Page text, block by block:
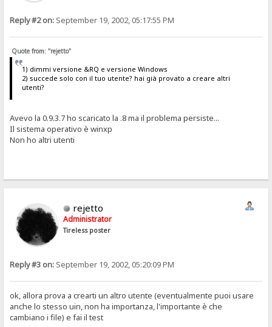
Reply #2 on: September 19, 2002, 05:17:55 PM
Quote from: "rejetto"
1) dimmi versione &RQ e versione Windows
2) succede solo con il tuo utente? hai già provato a creare altri
utenti?
Avevo la 0.9.3.7 ho scaricato la .8 ma il problema persiste...
Il sistema operativo è winxp
Non ho altri utenti
rejetto
Administrator
Tireless poster
Reply #3 on: September 19, 2002, 05:20:09 PM
ok, allora prova a crearti un altro utente (eventualmente puoi usare
anche lo stesso uin, non ha importanza, l'importante è che
cambiano i file) e fai il test